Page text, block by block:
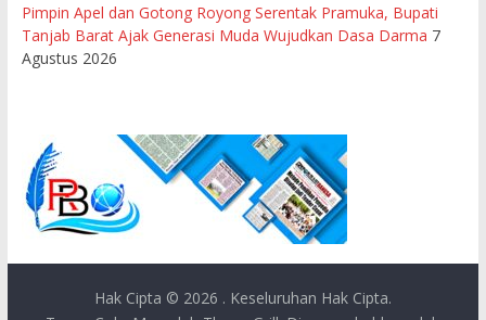
Pimpin Apel dan Gotong Royong Serentak Pramuka, Bupati
Tanjab Barat Ajak Generasi Muda Wujudkan Dasa Darma 7
Agustus 2026
Hak Cipta © 2026 . Keseluruhan Hak Cipta.